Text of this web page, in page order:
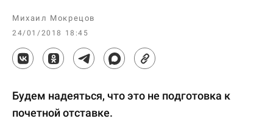
Михаил Мокрецов
24/01/2018 18:45
Будем надеяться, что это не подготовка к
почетной отставке.